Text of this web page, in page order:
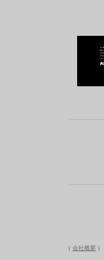
会社概要